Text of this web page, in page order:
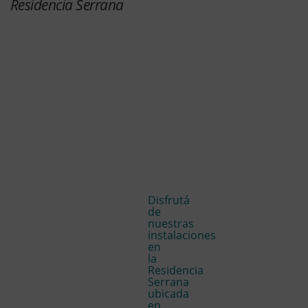
Residencia Serrana
Disfrutá
de
nuestras
instalaciones
en
la
Residencia
Serrana
ubicada